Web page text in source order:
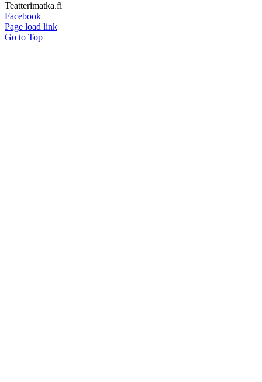
Teatterimatka.fi
Facebook
Page load link
Go to Top